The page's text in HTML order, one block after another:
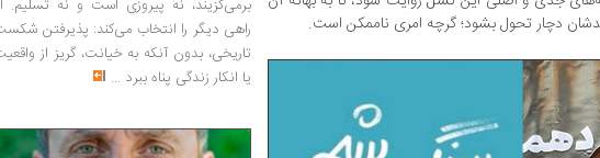
دچار تحول بشود؛ گرچه امری ناممکن است.
برمی‌گزیند، نه پیروزی است و نه تسلیم.
راهی دیگر را انتخاب می‌کند: پذیرفتن
تاریخی، بدون آنکه به خیانت، گریز از
یا انکار زندگی پناه ببرد ...